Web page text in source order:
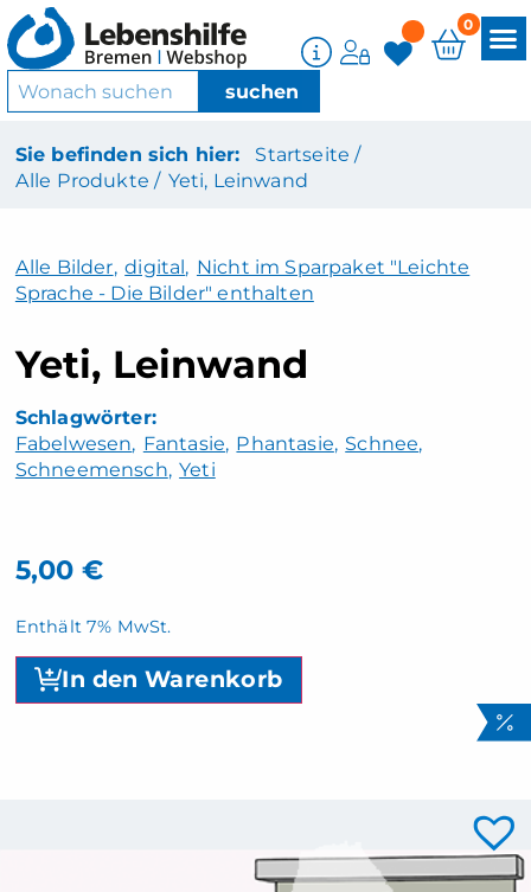
0
Sie befinden sich hier:
Startseite /
Alle Produkte / Yeti, Leinwand
Alle Bilder, digital, Nicht im Sparpaket "Leichte
Sprache - Die Bilder" enthalten
Yeti, Leinwand
Fabelwesen Fantasie Phantasie Schnee
Schneemensch Yeti
5,00 €
Enthält 7% MwSt.
In den Warenkorb